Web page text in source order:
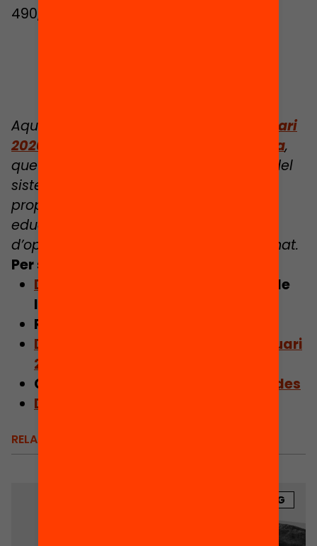
490, i en ciències de 497 a 489.
Aquesta infografia forma part de
l’Anuari
2020: L’Estat de l’educació a Catalunya,
que analitza els principals indicadors del
sistema educatiu català i aporta
propostes per avançar cap a una
educació de qualitat i generadora
d’oportunitats per al conjunt de l’alumnat.
Per saber-ne més:
Descarrega el dossier de premsa
de
l’Anuari
Recupera
Descarrega l’Informe Breu de l’Anuari
2020
Consulta les
publicacions vinculades
Descarrega l’Anuari complet
RELACIONATS
BLOG